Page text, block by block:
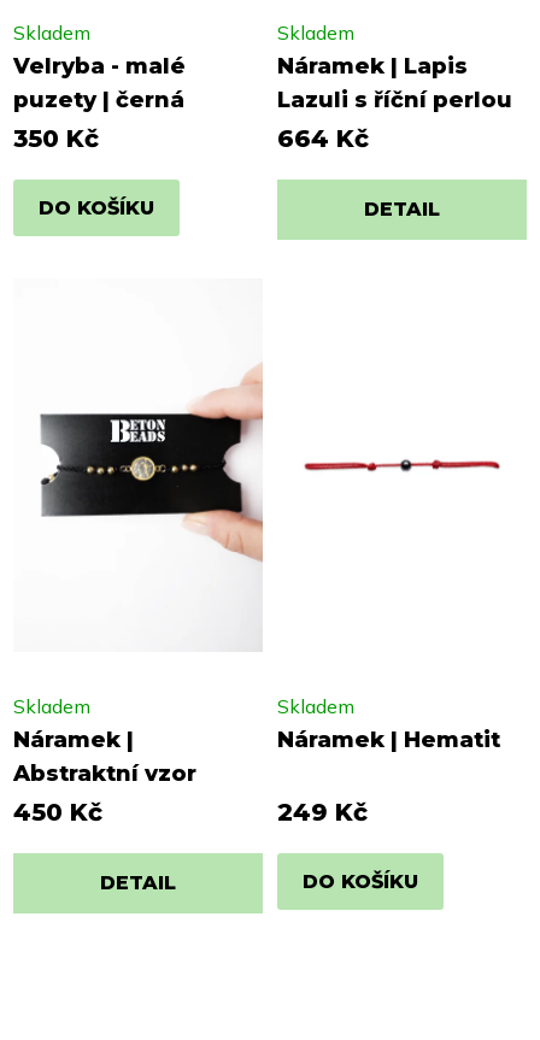
Velryba - malé
puzety | černá
Skladem
350 Kč
DO KOŠÍKU
Náramek | Lapis
Lazuli s říční perlou
Skladem
664 Kč
DETAIL
Náramek |
Abstraktní vzor
Skladem
450 Kč
DETAIL
Náramek | Hematit
Skladem
249 Kč
DO KOŠÍKU